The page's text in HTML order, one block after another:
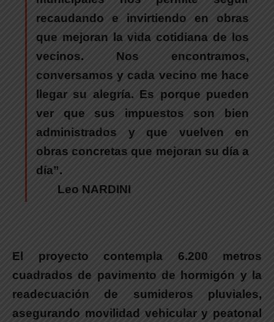
recaudando e invirtiendo en obras
que mejoran la vida cotidiana de los
vecinos. Nos encontramos,
conversamos y cada vecino me hace
llegar su alegría. Es porque pueden
ver que sus impuestos son bien
administrados y que vuelven en
obras concretas que mejoran su día a
día”.
Leo NARDINI
El proyecto contempla 6.200 metros
cuadrados de pavimento de hormigón y la
readecuación de sumideros pluviales,
asegurando movilidad vehicular y peatonal